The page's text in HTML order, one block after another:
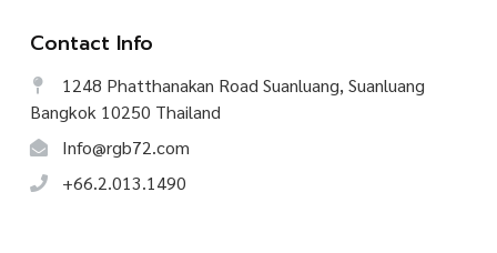
Contact Info
1248 Phatthanakan Road Suanluang, Suanluang
Bangkok 10250 Thailand
Info@rgb72.com
+66.2.013.1490